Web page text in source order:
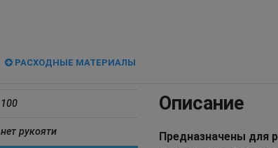
РАСХОДНЫЕ МАТЕРИАЛЫ
100
нет рукояти
Описание
Предназначены для